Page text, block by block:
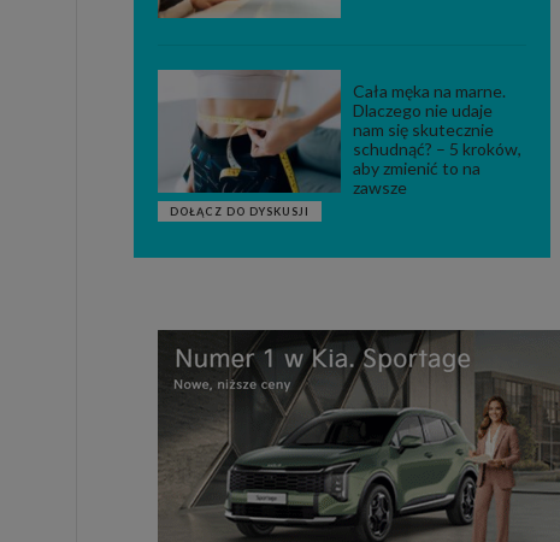
Cała męka na marne.
Dlaczego nie udaje
nam się skutecznie
schudnąć? – 5 kroków,
aby zmienić to na
zawsze
DOŁĄCZ DO DYSKUSJI